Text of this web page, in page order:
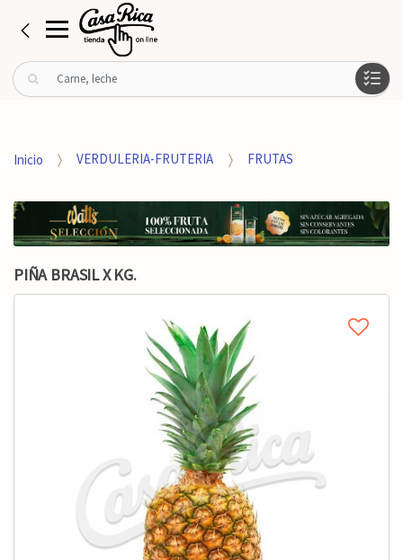
B
u
r
o
r
:
Inicio VERDULERIA-FRUTERIA FRUTAS
PIÑA BRASIL X KG.